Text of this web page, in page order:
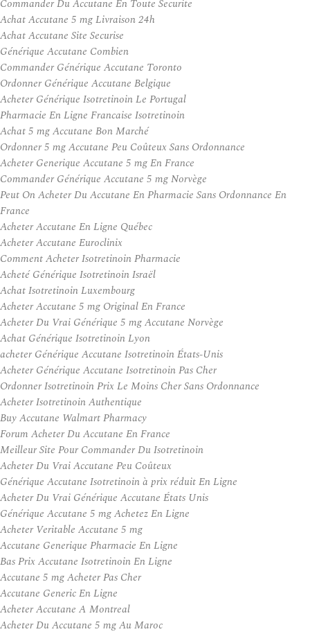
Commander Du Accutane En Toute Securite
Achat Accutane 5 mg Livraison 24h
Achat Accutane Site Securise
Générique Accutane Combien
Commander Générique Accutane Toronto
Ordonner Générique Accutane Belgique
Acheter Générique Isotretinoin Le Portugal
Pharmacie En Ligne Francaise Isotretinoin
Achat 5 mg Accutane Bon Marché
Ordonner 5 mg Accutane Peu Coûteux Sans Ordonnance
Acheter Generique Accutane 5 mg En France
Commander Générique Accutane 5 mg Norvège
Peut On Acheter Du Accutane En Pharmacie Sans Ordonnance En
France
Acheter Accutane En Ligne Québec
Acheter Accutane Euroclinix
Comment Acheter Isotretinoin Pharmacie
Acheté Générique Isotretinoin Israël
Achat Isotretinoin Luxembourg
Acheter Accutane 5 mg Original En France
Acheter Du Vrai Générique 5 mg Accutane Norvège
Achat Générique Isotretinoin Lyon
acheter Générique Accutane Isotretinoin États-Unis
Acheter Générique Accutane Isotretinoin Pas Cher
Ordonner Isotretinoin Prix Le Moins Cher Sans Ordonnance
Acheter Isotretinoin Authentique
Buy Accutane Walmart Pharmacy
Forum Acheter Du Accutane En France
Meilleur Site Pour Commander Du Isotretinoin
Acheter Du Vrai Accutane Peu Coûteux
Générique Accutane Isotretinoin à prix réduit En Ligne
Acheter Du Vrai Générique Accutane États Unis
Générique Accutane 5 mg Achetez En Ligne
Acheter Veritable Accutane 5 mg
Accutane Generique Pharmacie En Ligne
Bas Prix Accutane Isotretinoin En Ligne
Accutane 5 mg Acheter Pas Cher
Accutane Generic En Ligne
Acheter Accutane A Montreal
Acheter Du Accutane 5 mg Au Maroc